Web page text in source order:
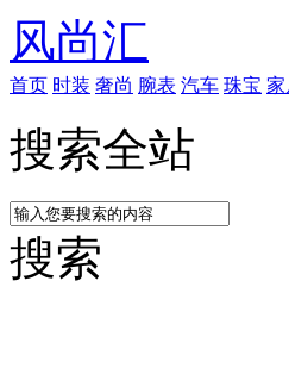
风尚汇
首页 时装 奢尚 腕表 汽车 珠宝 家
搜索全站
搜索